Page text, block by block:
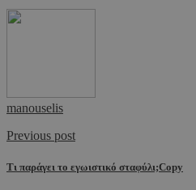
manouselis
Previous post
Τι παράγει το εγωιστικό σταφύλι;Copy